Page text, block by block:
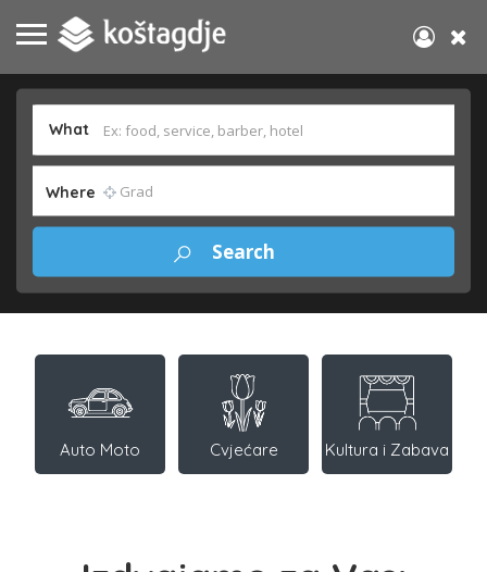
What
Where
Auto Moto Cvjećare Kultura i Zabava